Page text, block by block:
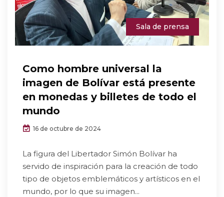
Sala de prensa
Como hombre universal la
imagen de Bolívar está presente
en monedas y billetes de todo el
mundo
16 de octubre de 2024
La figura del Libertador Simón Bolívar ha
servido de inspiración para la creación de todo
tipo de objetos emblemáticos y artísticos en el
mundo, por lo que su imagen...